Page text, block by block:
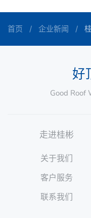
首页 企业新闻
好
Good Roof
走进桂彬
关于我们
客户服务
联系我们